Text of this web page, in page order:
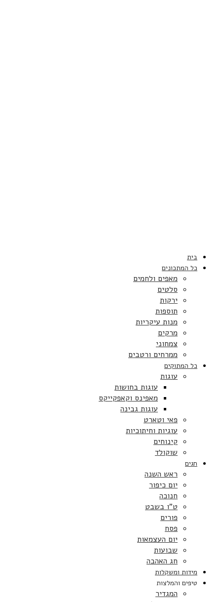
בית
כל המתכונים
מאפים ולחמים
סלטים
ירקות
תוספות
מנות עיקריות
מרקים
צמחוני
ממרחים ורטבים
כל המתוקים
עוגות
עוגות בחושות
מאפינס וקאפקייקס
עוגות גבינה
פאי וטארט
עוגיות וחיתוכיות
קינוחים
שוקולד
חגים
ראש השנה
יום כיפור
חנוכה
ט”ו בשבט
פורים
פסח
יום העצמאות
שבועות
חג האהבה
מידות ומשקלות
טיפים והמלצות
המגדיר